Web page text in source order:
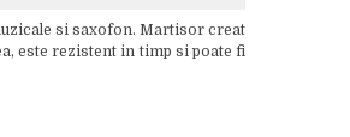
si saxofon. Martisor creat
este rezistent in timp si poate fi